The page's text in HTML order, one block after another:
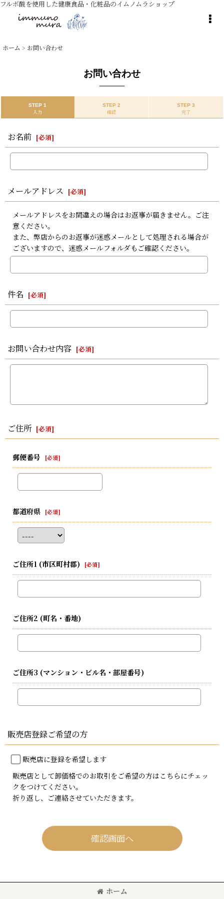
フルボ酸を使用した健康食品・化粧品のイムノムラショップ
ホーム > お問い合わせ
お問い合わせ
STEP 1
入力
STEP 2
確認
STEP 3
完了
お名前 [必須]
メールアドレス [必須]
メールアドレスをお間違えの場合はお返事が届きません。ご注
意ください。
また、弊店からのお返事が迷惑メールとして処理される場合が
ございますので、迷惑メールフォルダもご確認ください。
件名 [必須]
お問い合わせ内容 [必須]
ご住所 [必須]
郵便番号 [必須]
都道府県 [必須]
ご住所1 (市区町村郡) [必須]
ご住所2 (町名・番地)
ご住所3 (マンション・ビル名・部屋番号)
販売店登録ご希望の方
販売店に登録を希望します
販売店として卸価格でのお取引をご希望の方はこちらにチェッ
クをつけてください。
折り返し、ご連絡させていただきます。
確認画面へ
ホーム